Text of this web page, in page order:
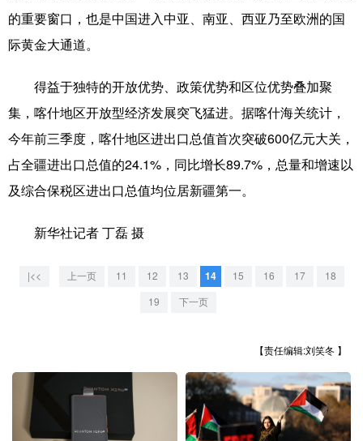
辽宁 吉林 上海 江苏
浙江
山东 河南 湖北 湖南
广东 广西 海南 重庆
陕西 甘肃 青海
多语种频道
한국어
的重要窗口，也是中国进入中亚、南亚、西亚乃至欧洲的国
际黄金大通道。
得益于独特的开放优势、政策优势和区位优势叠加聚
集，喀什地区开放型经济发展突飞猛进。据喀什海关统计，
今年前三季度，喀什地区进出口总值首次突破600亿元大关，
占全疆进出口总值的24.1%，同比增长89.7%，总量和增速以
及综合保税区进出口总值均位居新疆第一。
新华社记者 丁磊 摄
|<< 上一页 11 12 13 14 15 16 17 18
19 下一页
【责任编辑:刘笑冬 】